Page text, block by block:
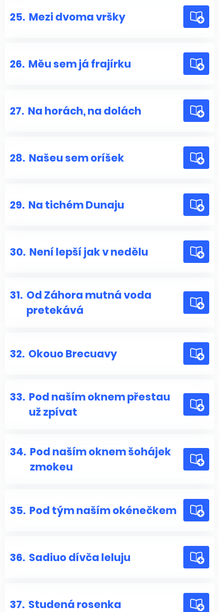
25. Mezi dvoma vršky
26. Měu sem já frajírku
27. Na horách, na dolách
28. Našeu sem oríšek
29. Na tichém Dunaju
30. Není lepší jak v nedělu
31. Od Záhora mutná voda
pretekává
32. Okouo Brecuavy
33. Pod naším oknem přestau
už zpívat
34. Pod naším oknem šohájek
zmokeu
35. Pod tým naším okénečkem
36. Sadiuo dívča leluju
37. Studená rosenka